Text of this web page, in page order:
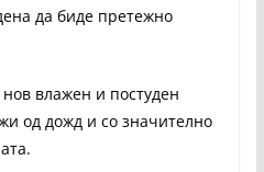
да биде претежно
влажен и постуден
од дожд и со значително